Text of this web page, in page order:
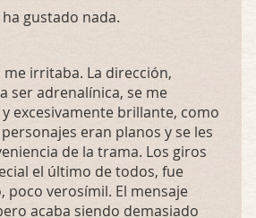
gustado nada.
irritaba. La dirección,
ser adrenalínica, se me
excesivamente brillante, como
eran planos y se les
de la trama. Los giros
el último de todos, fue
poco verosímil. El mensaje
acaba siendo demasiado